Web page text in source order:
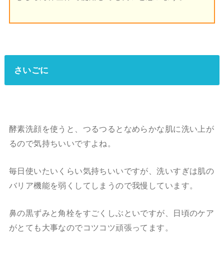
さいごに
酵素洗顔を使うと、つるつるとなめらかな肌に洗い上が
るので気持ちいいですよね。
毎日使いたいくらい気持ちいいですが、洗いすぎは肌の
バリア機能を弱くしてしまうので我慢しています。
鼻の黒ずみと角栓をすごくしぶといですが、日頃のケア
がとても大事なのでコツコツ頑張ってます。